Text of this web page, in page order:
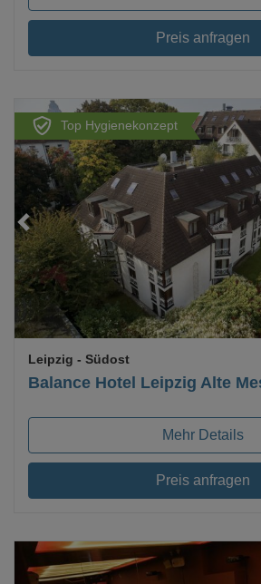
Preis anfragen
Top Hygienekonzept
Loading...
Balance Hotel Leipzig Alte
Leipzig - Südost
Mehr Details
Preis anfragen